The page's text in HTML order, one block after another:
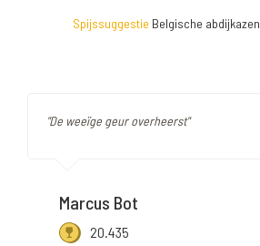
Spijssuggestie Belgische abdijkazen
"De weeïge geur overheerst"
Marcus Bot
20.435